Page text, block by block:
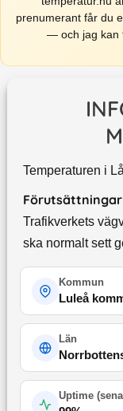
prenumerant får du
— och jag kan
Temperaturen i
Trafikverkets
ska normalt sett
Kommun
Luleå
Län
Uptime (